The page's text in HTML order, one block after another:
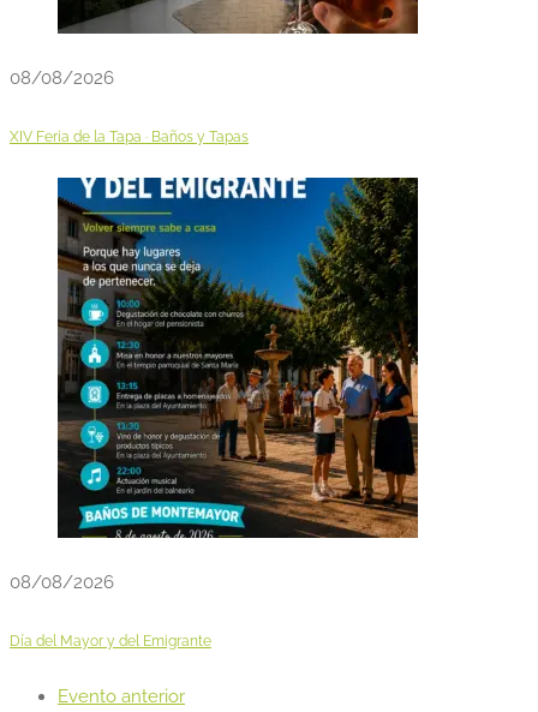
08/08/2026
XIV Feria de la Tapa · Baños y Tapas
08/08/2026
Día del Mayor y del Emigrante
Evento anterior